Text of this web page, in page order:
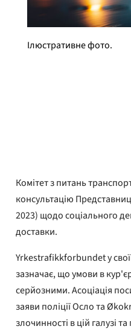
Ілюстративне фото.
Комітет з питань
консультацію
2023) щодо соціального
доставки.
Yrkestrafikkforbundet у
зазначає, що умови в
серйозними. Асоціація
заяви поліції Осло та
злочинності в цій галузі